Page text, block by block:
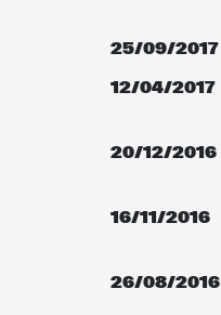
25/09/2017
12/04/2017
20/12/2016
16/11/2016
26/08/2016